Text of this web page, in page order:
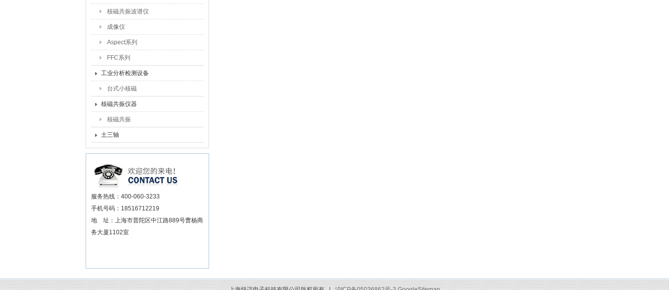
核磁共振波谱仪
成像仪
Aspect系列
FFC系列
工业分析检测设备
台式小核磁
核磁共振仪器
核磁共振
土三轴
服务热线：400-060-3233
手机号码：18516712219
地 址：上海市普陀区中江路889号曹杨商
务大厦1102室